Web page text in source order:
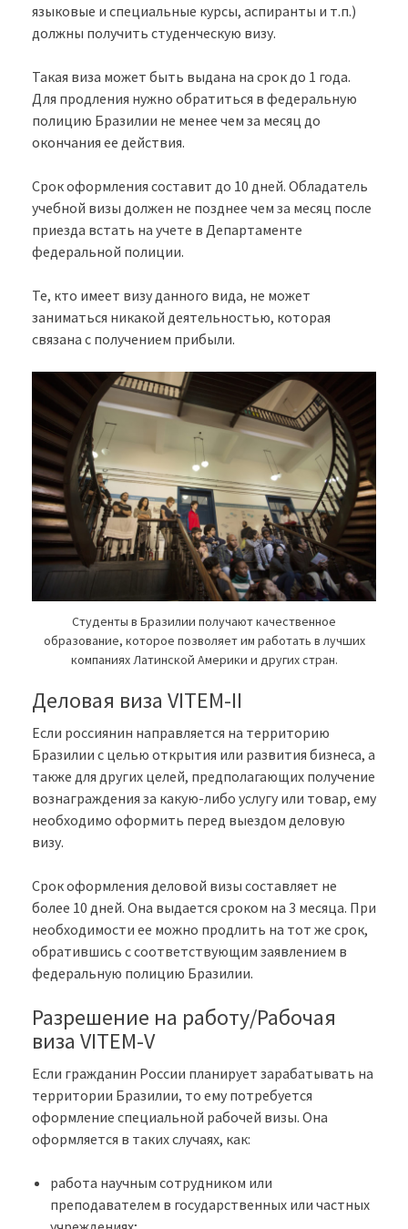
языковые и специальные курсы, аспиранты и т.п.)
должны получить студенческую визу.
Такая виза может быть выдана на срок до 1 года.
Для продления нужно обратиться в федеральную
полицию Бразилии не менее чем за месяц до
окончания ее действия.
Срок оформления составит до 10 дней. Обладатель
учебной визы должен не позднее чем за месяц после
приезда встать на учете в Департаменте
федеральной полиции.
Те, кто имеет визу данного вида, не может
заниматься никакой деятельностью, которая
связана с получением прибыли.
Студенты в Бразилии получают качественное
образование, которое позволяет им работать в лучших
компаниях Латинской Америки и других стран.
Деловая виза VITEM-II
Если россиянин направляется на территорию
Бразилии с целью открытия или развития бизнеса, а
также для других целей, предполагающих получение
вознаграждения за какую-либо услугу или товар, ему
необходимо оформить перед выездом деловую
визу.
Срок оформления деловой визы составляет не
более 10 дней. Она выдается сроком на 3 месяца. При
необходимости ее можно продлить на тот же срок,
обратившись с соответствующим заявлением в
федеральную полицию Бразилии.
Разрешение на работу/Рабочая
виза VITEM-V
Если гражданин России планирует зарабатывать на
территории Бразилии, то ему потребуется
оформление специальной рабочей визы. Она
оформляется в таких случаях, как:
работа научным сотрудником или
преподавателем в государственных или частных